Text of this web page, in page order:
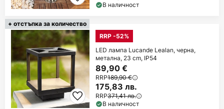
В наличност
+ отстъпка за количество
RRP -52%
LED лампа Lucande Lealan, черна,
метална, 23 cm, IP54
89,90 €
RRP189,90 €
175,83 лв.
RRP371,41 лв.
В наличност